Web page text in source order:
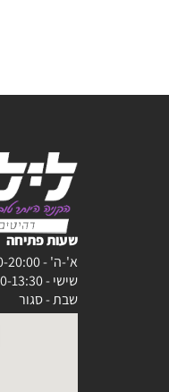
שעות פתיחה
א'-ה' - 8:30-20:00
שישי - 8:30-13:30
שבת - סגור